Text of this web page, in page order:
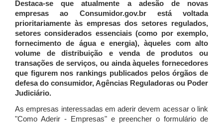
Destaca-se que atualmente a adesão de novas
empresas ao Consumidor.gov.br está voltada
prioritariamente às empresas dos setores regulados,
setores considerados essenciais (como por exemplo,
fornecimento de água e energia), àqueles com alto
volume de distribuição e venda de produtos ou
transações de serviços, ou ainda àqueles fornecedores
que figurem nos rankings publicados pelos órgãos de
defesa do consumidor, Agências Reguladoras ou Poder
Judiciário.
As empresas interessadas em aderir devem acessar o link
"Como Aderir - Empresas" e preencher o formulário de